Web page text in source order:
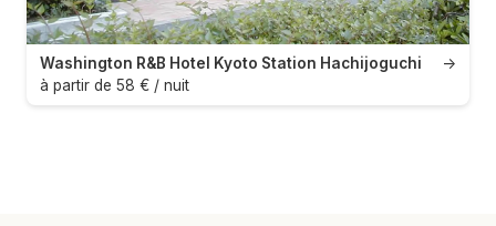
→
Washington R&B Hotel Kyoto Station Hachijoguchi
à partir de 58 € / nuit